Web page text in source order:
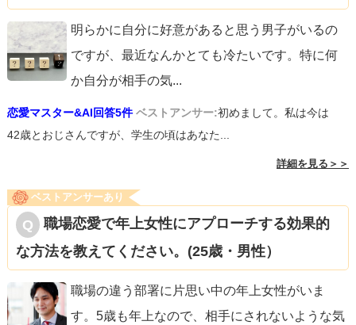
明らかに自分に好意があると思う男子がいるの
ですが、最近なんかとても冷たいです。特に何
か自分が相手の気...
恋愛マスター&AI回答5件 ベストアンサー:初めまして。私は今は
42歳とおじさんですが、学生の頃はあなた...
詳細を見る＞＞
ベストアンサーあり
職場恋愛で年上女性にアプローチする効果的
な方法を教えてください。(25歳・男性）
職場の違う部署に片思い中の年上女性がいま
す。5歳も年上なので、相手にされないような気